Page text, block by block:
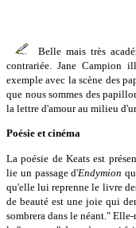
Belle mais très
contrariée. Jane Campion
exemple avec la scène des
que nous sommes des
la lettre d'amour au milieu
Poésie et cinéma
La poésie de Keats est
lie un passage d'Endymion
qu'elle lui reprenne le livre
de beauté est une joie qui
sombrera dans le néant."